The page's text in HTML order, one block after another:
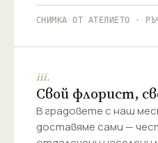
СНИМКА ОТ АТЕЛИЕТО ·
iii.
Свой флорист,
В градовете с наш
доставяме сами —